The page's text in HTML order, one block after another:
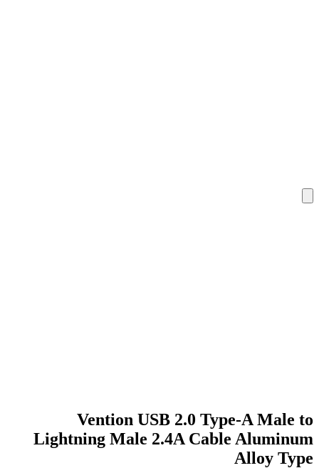
Vention USB 2.0 Type-A Male to
Lightning Male 2.4A Cable Aluminum
Alloy Type